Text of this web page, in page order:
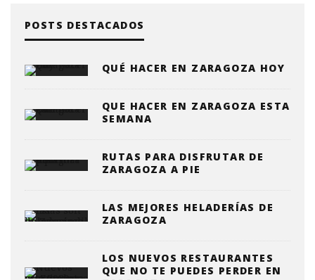
POSTS DESTACADOS
QUÉ HACER EN ZARAGOZA HOY
QUE HACER EN ZARAGOZA ESTA
SEMANA
RUTAS PARA DISFRUTAR DE
ZARAGOZA A PIE
LAS MEJORES HELADERÍAS DE
ZARAGOZA
LOS NUEVOS RESTAURANTES
QUE NO TE PUEDES PERDER EN